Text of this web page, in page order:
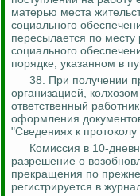
матерью места
социального
пересылается по
социального
порядке, указанном в
38. При получении
организацией,
ответственный
оформления
"Сведениях к
Комиссия в 10-
разрешение о
прекращения по
регистрируется в